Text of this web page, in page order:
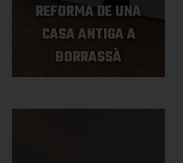
REFORMA DE UNA
CASA ANTIGA A
BORRASSÀ